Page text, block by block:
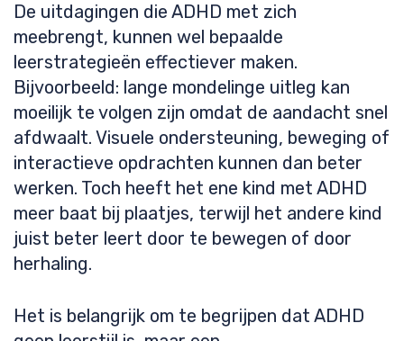
De uitdagingen die ADHD met zich
meebrengt, kunnen wel bepaalde
leerstrategieën effectiever maken.
Bijvoorbeeld: lange mondelinge uitleg kan
moeilijk te volgen zijn omdat de aandacht snel
afdwaalt. Visuele ondersteuning, beweging of
interactieve opdrachten kunnen dan beter
werken. Toch heeft het ene kind met ADHD
meer baat bij plaatjes, terwijl het andere kind
juist beter leert door te bewegen of door
herhaling.
Het is belangrijk om te begrijpen dat ADHD